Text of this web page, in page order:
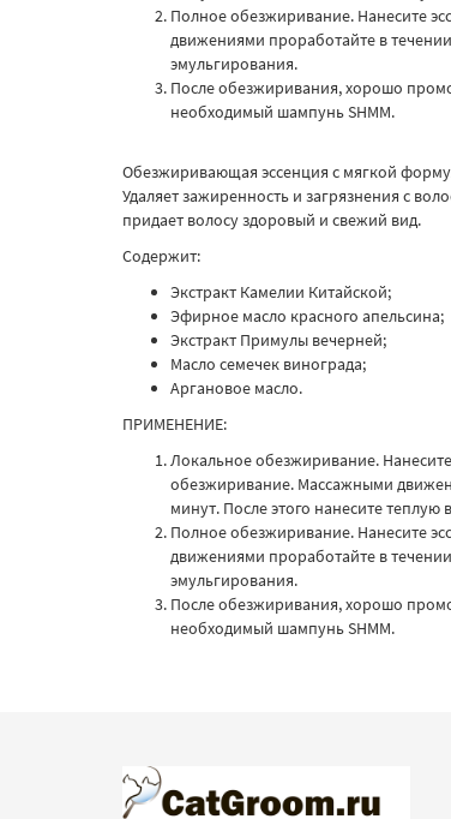
Полное обезжиривание. Нанесите
движениями проработайте в
эмульгирования.
После обезжиривания, хорошо
необходимый шампунь SHMM.
Обезжиривающая эссенция с мягкой
Удаляет зажиренность и загрязнения с
придает волосу здоровый и свежий вид.
Содержит:
Экстракт Камелии Китайской;
Эфирное масло красного апельсина;
Экстракт Примулы вечерней;
Масло семечек винограда;
Аргановое масло.
ПРИМЕНЕНИЕ:
Локальное обезжиривание.
обезжиривание. Массажными
минут. После этого нанесите теплую
Полное обезжиривание. Нанесите
движениями проработайте в
эмульгирования.
После обезжиривания, хорошо
необходимый шампунь SHMM.